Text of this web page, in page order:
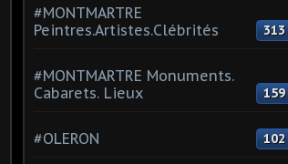
#MONTMARTRE
Peintres.Artistes.Clébrités
313
#MONTMARTRE Monuments.
Cabarets. Lieux
159
#OLERON 102